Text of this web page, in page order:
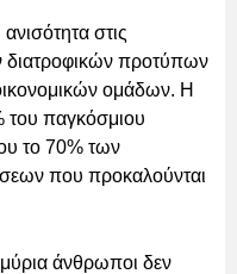
στις
διατροφικών προτύπων
ομάδων. Η
του παγκόσμιου
το 70% των
που προκαλούνται
άνθρωποι δεν